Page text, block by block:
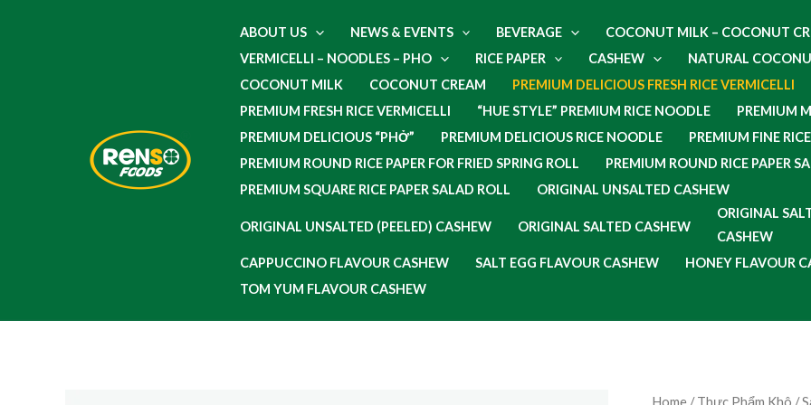
ABOUT US NEWS & EVENTS BEVERAGE
COCONUT MILK – COCONUT
VERMICELLI – NOODLES – PHO
RICE PAPER CASHEW
NATURAL
COCONUT MILK
COCONUT CREAM
PREMIUM DELICIOUS FRESH RICE VERMICELLI
PREMIUM FRESH RICE VERMICELLI
“HUE STYLE” PREMIUM RICE NOODLE
PREMIUM
PREMIUM DELICIOUS “PHỞ”
PREMIUM DELICIOUS RICE NOODLE
PREMIUM FINE
PREMIUM ROUND RICE PAPER FOR FRIED SPRING ROLL
PREMIUM ROUND RICE PAPER
PREMIUM SQUARE RICE PAPER SALAD ROLL
ORIGINAL UNSALTED CASHEW
ORIGINAL UNSALTED (PEELED) CASHEW ORIGINAL SALTED CASHEW
ORIGINAL
CASHEW
CAPPUCCINO FLAVOUR CASHEW
SALT EGG FLAVOUR CASHEW
HONEY FLAVOUR
TOM YUM FLAVOUR CASHEW
Home /Thực Phẩm Khô /